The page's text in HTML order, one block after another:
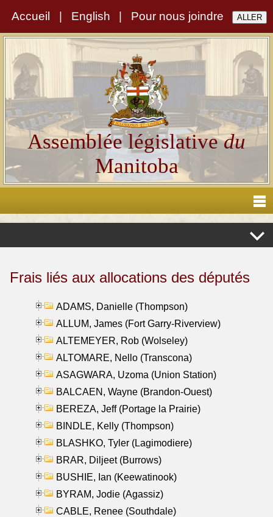
Accueil English Pour nous joindre
Assemblée législativedu
Manitoba
Frais liés aux allocations des députés
ADAMS, Danielle (Thompson)
ALLUM, James (Fort Garry-Riverview)
ALTEMEYER, Rob (Wolseley)
ALTOMARE, Nello (Transcona)
ASAGWARA, Uzoma (Union Station)
BALCAEN, Wayne (Brandon-Ouest)
BEREZA, Jeff (Portage la Prairie)
BINDLE, Kelly (Thompson)
BLASHKO, Tyler (Lagimodiere)
BRAR, Diljeet (Burrows)
BUSHIE, Ian (Keewatinook)
BYRAM, Jodie (Agassiz)
CABLE, Renee (Southdale)